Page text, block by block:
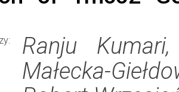
Ranju
Małecka-